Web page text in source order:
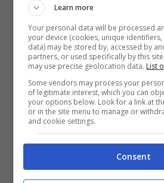
In sostanza, per i gatti questo
allecoccoleumane che
amico caro o a un parente:
tra le braccia di qualcuno,
testa sul suo addome, in
segno
protezione. I gatti, però, non si
strusciarsi tra di loro o sui loro
sualcune superfici
come
di tavolini oppure gli stipiti delle
modo rilasciano il loro
Learn more
Your personal data will be processed
your device (cookies, unique
data) may be stored by, accessed by
partners, or used specifically by this
may use precise geolocation data. List
Some vendors may process your
of legitimate interest, which you can
your options below. Look for a link at
or in the site menu to manage or
and cookie settings.
Consent